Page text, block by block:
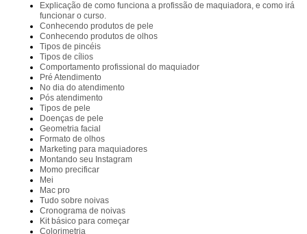
Explicação de como funciona a profissão de maquiadora, e como irá
funcionar o curso.
Conhecendo produtos de pele
Conhecendo produtos de olhos
Tipos de pincéis
Tipos de cílios
Comportamento profissional do maquiador
Pré Atendimento
No dia do atendimento
Pós atendimento
Tipos de pele
Doenças de pele
Geometria facial
Formato de olhos
Marketing para maquiadores
Montando seu Instagram
Momo precificar
Mei
Mac pro
Tudo sobre noivas
Cronograma de noivas
Kit básico para começar
Colorimetria